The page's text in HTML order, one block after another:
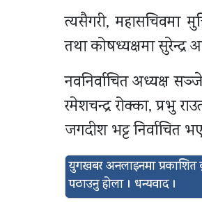
त्यसैगरी, महासचिवमा
तथा कोषध्यक्षमा सुरेन्द्र
नवनिर्वाचित अध्यक्ष
रमेशचन्द्र रोक्का, प्रभु
जगदीश भट्ट निर्वाचित
युगखबर अनलाइनमा
पठाउनु होला । धन्यवाद ।